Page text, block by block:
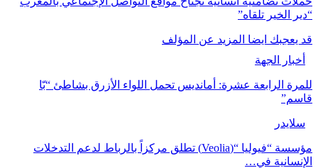
“دير الخير تلقاه”
قد يعجبك ايضا المزيد عن المؤلف
أخبار الجهة
للمرة الرابعة عشرة: أمانديس تحمل اللواء الأزرق بشاطئ “بّا
قاسم”
سلايدر
مؤسسة “فيوليا “(Veolia) تطلق مركزاً بالرباط لدعم التدخلات
الإنسانية في…